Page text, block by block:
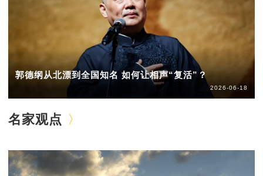
郭德纲从北漂到全国知名 如何让相声“复活”？
2026-06-18
名家观点